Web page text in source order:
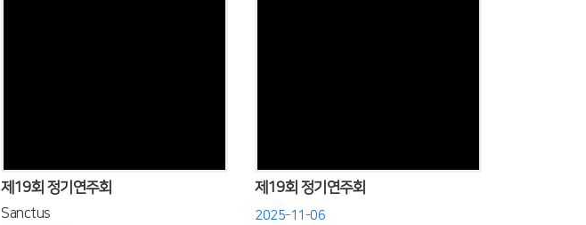
제19회 정기연주회
Sanctus
제19회 정기연주회
2025-11-06